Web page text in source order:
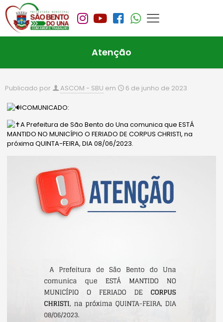
Atenção
Publicado por ASCOM - SBU em 6 de junho de 2023
COMUNICADO:
A Prefeitura de São Bento do Una comunica que ESTÁ
MANTIDO NO MUNICÍPIO O FERIADO DE CORPUS CHRISTI, na
próxima QUINTA-FEIRA, DIA 08/06/2023.